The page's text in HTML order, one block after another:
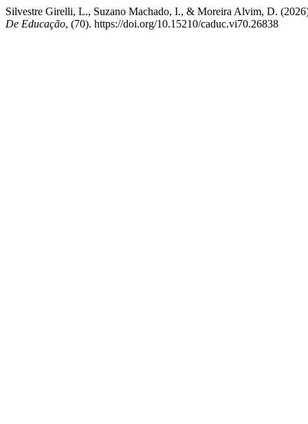
Silvestre Girelli, L., Suzano Machado, I., & Moreira Alvim, D.
De Educação, (70). https://doi.org/10.15210/caduc.vi70.26838